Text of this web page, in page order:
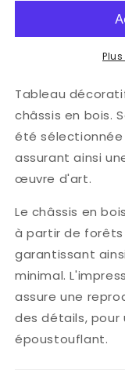
amants
Tableau
châssis en bois.
été
assurant ainsi
œuvre d'art.
Le châssis en
à partir de forêts
garantissant
minimal.
assure une
des détails, pour
époustouflant.